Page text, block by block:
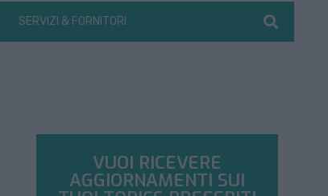
SERVIZI & FORNITORI
VUOI RICEVERE
AGGIORNAMENTI SUI